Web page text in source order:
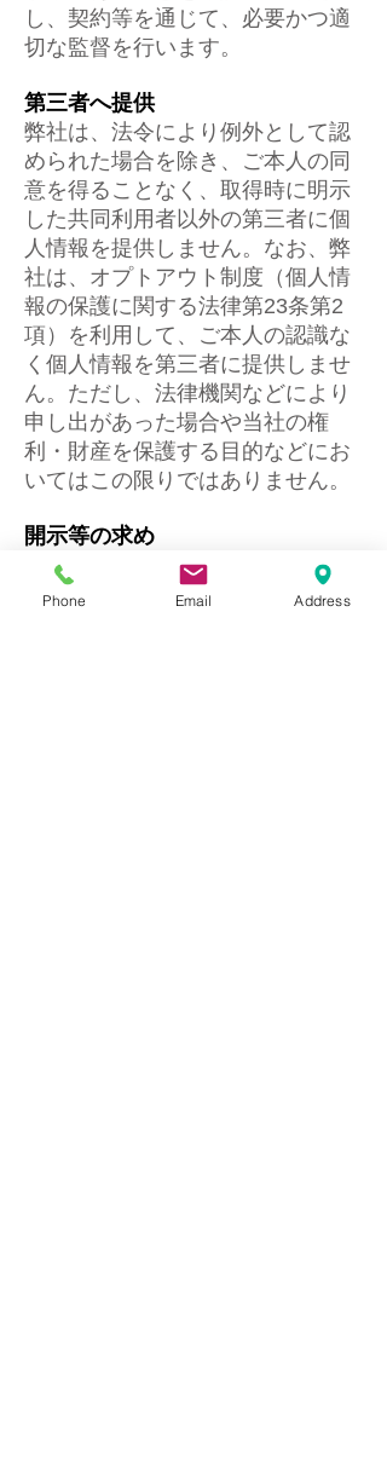
し、契約等を通じて、必要かつ適
切な監督を行います。
第三者へ提供
弊社は、法令により例外として認
められた場合を除き、ご本人の同
意を得ることなく、取得時に明示
した共同利用者以外の第三者に個
人情報を提供しません。なお、弊
社は、オプトアウト制度（個人情
報の保護に関する法律第23条第2
項）を利用して、ご本人の認識な
く個人情報を第三者に提供しませ
ん。ただし、法律機関などにより
申し出があった場合や当社の権
利・財産を保護する目的などにお
いてはこの限りではありません。
開示等の求め
弊社は、ご本人が自ら個人情報を
開示、訂正、または商品やサービ
Phone Email Address